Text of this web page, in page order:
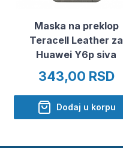
Maska na preklop
Teracell Leather za
Huawei Y6p siva
343,00 RSD
Dodaj u korpu